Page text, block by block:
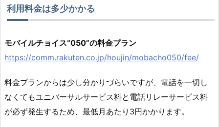
利用料金は多少かかる
モバイルチョイス“050”の料金プラン
https://comm.rakuten.co.jp/houjin/mobacho050/fee/
料金プランからは少し分かりづらいですが、電話を一切し
なくてもユニバーサルサービス料と電話リレーサービス料
が必ず発生するため、最低月あたり3円かかります。